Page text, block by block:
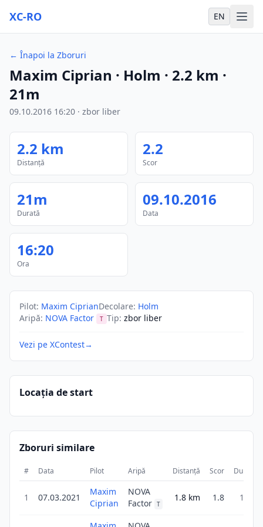
XC-RO EN
← Înapoi la Zboruri
Maxim Ciprian · Holm · 2.2 km ·
21m
09.10.2016 16:20 · zbor liber
2.2 km
Distanță
2.2
Scor
21m
Durată
09.10.2016
Data
16:20
Ora
Pilot: Maxim CiprianDecolare: Holm
Aripă: NOVA Factor T Tip: zbor liber
Vezi pe XContest→
Locația de start
Zboruri similare
# Data Pilot Aripă Distanță Scor Durată
1 07.03.2021
Maxim
Ciprian
NOVA
Factor T
1.8 km 1.8 13m